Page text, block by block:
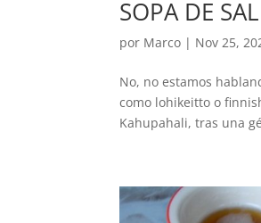
SOPA DE
por Marco | Nov 25,
No, no estamos
como lohikeitto o
Kahupahali, tras una